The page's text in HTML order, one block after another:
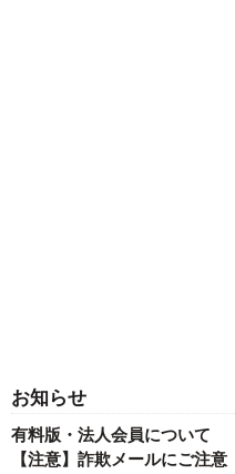
お知らせ
有料版・法人会員について
【注意】詐欺メールにご注意